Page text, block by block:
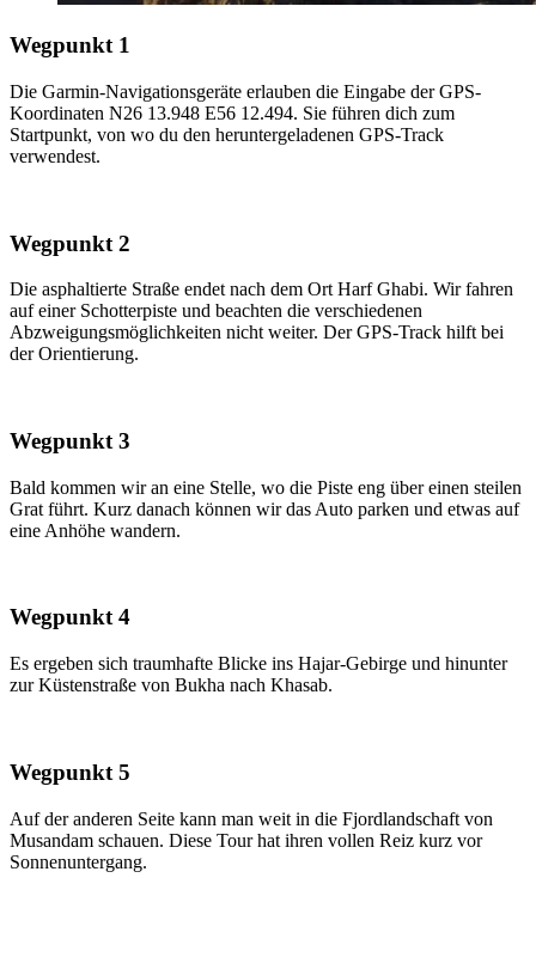
Wegpunkt 1
Die Garmin-Navigationsgeräte erlauben die Eingabe der GPS-
Koordinaten N26 13.948 E56 12.494. Sie führen dich zum
Startpunkt, von wo du den heruntergeladenen GPS-Track
verwendest.
Wegpunkt 2
Die asphaltierte Straße endet nach dem Ort Harf Ghabi. Wir fahren
auf einer Schotterpiste und beachten die verschiedenen
Abzweigungsmöglichkeiten nicht weiter. Der GPS-Track hilft bei
der Orientierung.
Wegpunkt 3
Bald kommen wir an eine Stelle, wo die Piste eng über einen steilen
Grat führt. Kurz danach können wir das Auto parken und etwas auf
eine Anhöhe wandern.
Wegpunkt 4
Es ergeben sich traumhafte Blicke ins Hajar-Gebirge und hinunter
zur Küstenstraße von Bukha nach Khasab.
Wegpunkt 5
Auf der anderen Seite kann man weit in die Fjordlandschaft von
Musandam schauen. Diese Tour hat ihren vollen Reiz kurz vor
Sonnenuntergang.